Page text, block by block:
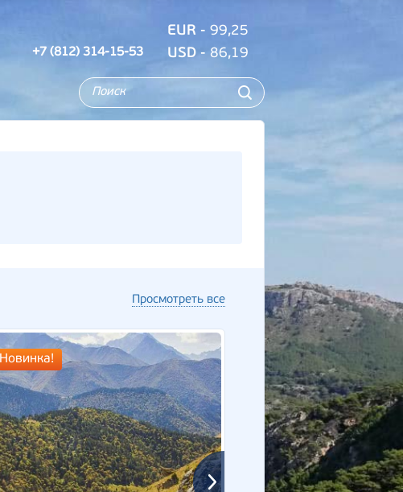
+7 (812) 314-15-53
EUR - 99,25
USD - 86,19
Просмотреть все
Новинка!